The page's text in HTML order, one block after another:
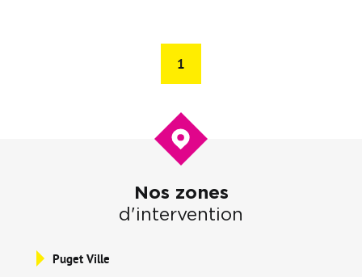
1
Nos zones
d'intervention
Puget Ville